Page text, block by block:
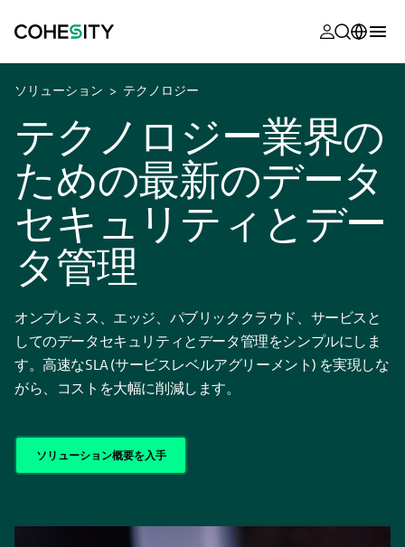
新しいタ
新しいタ
Alta
新しいタ
サポート
新しいタ
製品に関す
新しいタ
新しいタ
Cohesity
Community
新しいタ
パートナー
新しいタ
English (U.S.)
Deutsch (Germany)
Français (France)
Português (Brazil)
Español (Spain)
ソリューション テクノロジー
テクノロジー業界の
ための最新のデータ
セキュリティとデー
タ管理
オンプレミス、エッジ、パブリッククラウド、サービスと
してのデータセキュリティとデータ管理をシンプルにしま
す。高速なSLA (サービスレベルアグリーメント) を実現しな
がら、コストを大幅に削減します。
ソリューション概要を入手
新しいタブで開く